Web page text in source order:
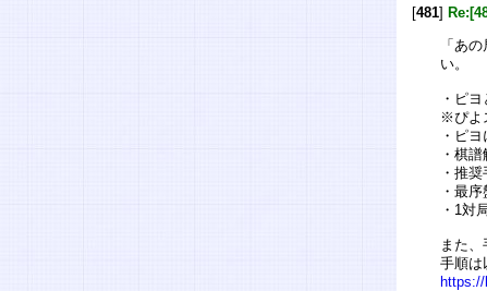
[481]
「あ
い。
・ピ
※ぴよ
・ピ
・棋
・推
・最
・1対
また
手順は
https://